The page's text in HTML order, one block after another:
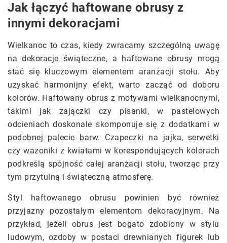
Jak łączyć haftowane obrusy z
innymi dekoracjami
Wielkanoc to czas, kiedy zwracamy szczególną uwagę
na dekoracje świąteczne, a haftowane obrusy mogą
stać się kluczowym elementem aranżacji stołu. Aby
uzyskać harmonijny efekt, warto zacząć od doboru
kolorów. Haftowany obrus z motywami wielkanocnymi,
takimi jak zajączki czy pisanki, w pastelowych
odcieniach doskonale skomponuje się z dodatkami w
podobnej palecie barw. Czapeczki na jajka, serwetki
czy wazoniki z kwiatami w korespondujących kolorach
podkreślą spójność całej aranżacji stołu, tworząc przy
tym przytulną i świąteczną atmosferę.
Styl haftowanego obrusu powinien być również
przyjazny pozostałym elementom dekoracyjnym. Na
przykład, jeżeli obrus jest bogato zdobiony w stylu
ludowym, ozdoby w postaci drewnianych figurek lub